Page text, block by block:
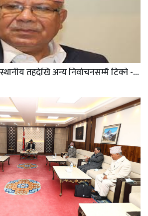
तहदेखि अन्य निर्वाचनसम्मै टिक्ने -...